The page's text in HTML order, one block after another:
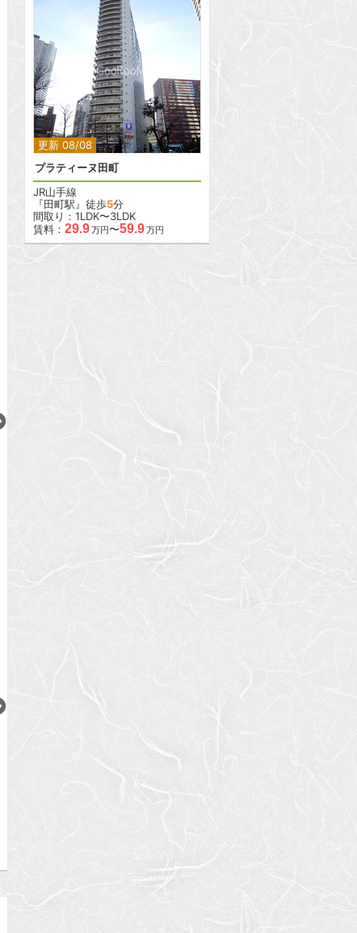
更新 08/08
東急目黒線
間取り：1LDK
14.8
『五反田駅』徒歩
間取り：1LDK〜2LDK
賃料：
更新 08/08
2 2
プラティーヌ田町
JR山手線
『田町駅』徒歩5分
間取り：1LDK〜3LDK
賃料： 29.9万円〜59.9万円